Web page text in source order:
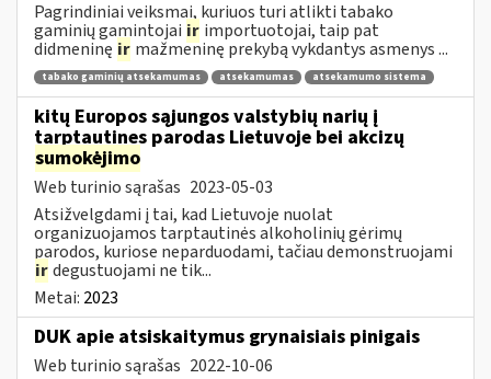
Pagrindiniai veiksmai, kuriuos turi atlikti tabako
gaminių gamintojai ir importuotojai, taip pat
didmeninę ir mažmeninę prekybą vykdantys asmenys ...
tabako gaminių atsekamumas atsekamumas atsekamumo sistema
kitų Europos sąjungos valstybių narių į
tarptautines parodas Lietuvoje bei akcizų
sumokėjimo
Web turinio sąrašas 2023-05-03
Atsižvelgdami į tai, kad Lietuvoje nuolat
organizuojamos tarptautinės alkoholinių gėrimų
parodos, kuriose neparduodami, tačiau demonstruojami
irdegustuojami ne tik...
Metai: 2023
DUK apie atsiskaitymus grynaisiais pinigais
Web turinio sąrašas 2022-10-06